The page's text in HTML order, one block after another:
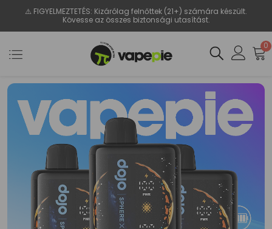
⚠️ FIGYELMEZTETÉS: Kizárólag felnőttek (21+) számára készült.
Kövesse az összes biztonsági utasítást.
0